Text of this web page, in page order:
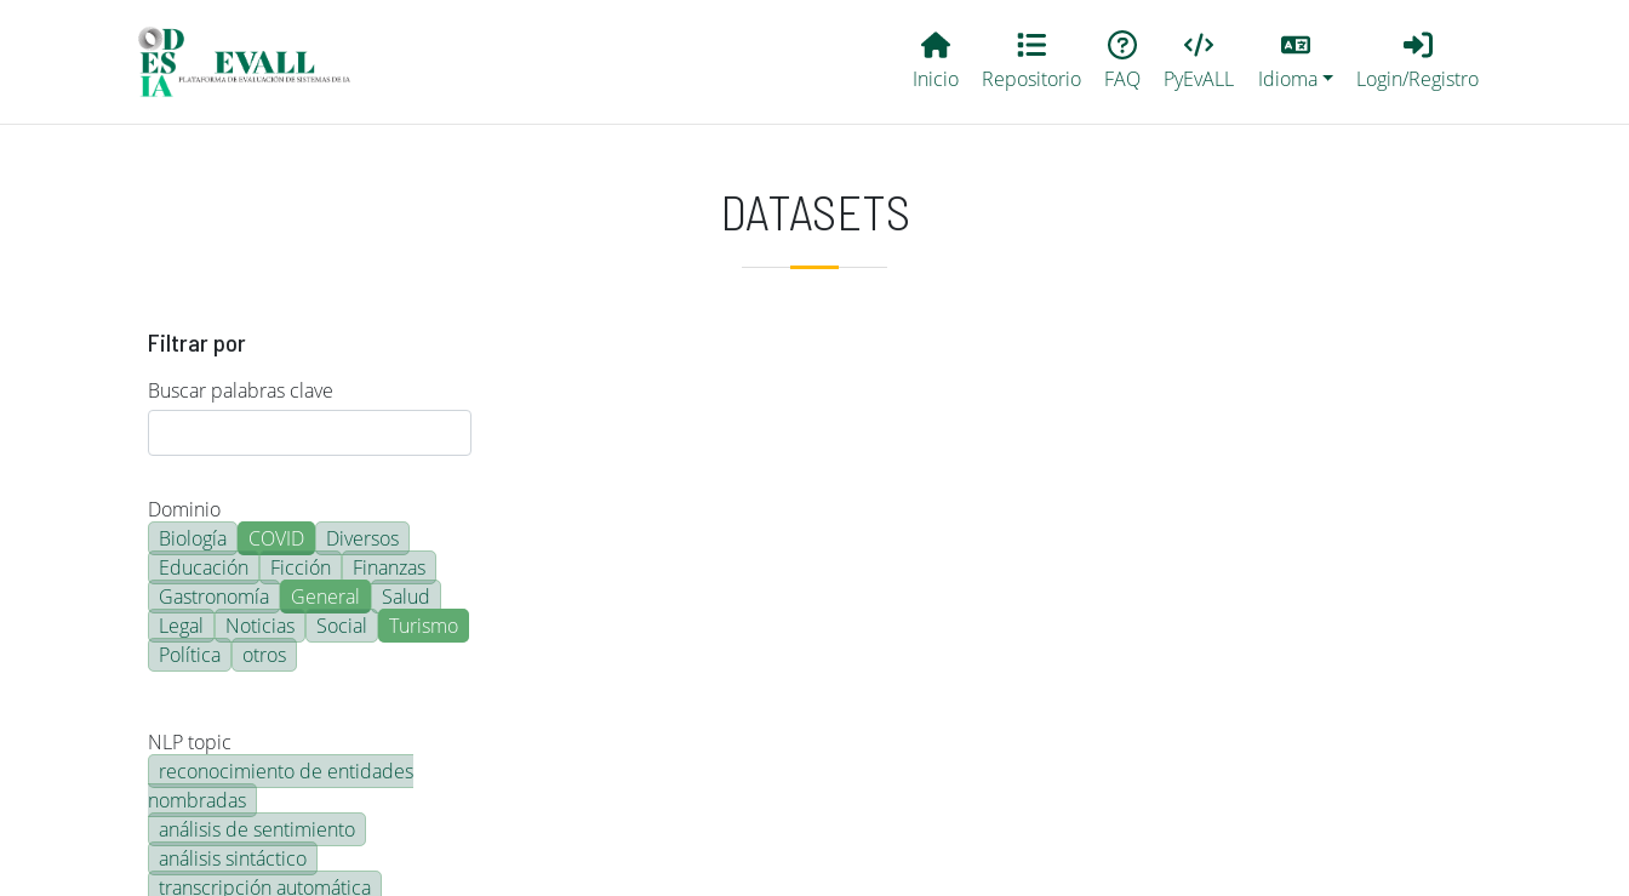
Main EvALL
Inicio Repositorio FAQ PyEvALL
Lang
Idioma
Login_Registro
Login/Registro
DATASETS
Filtrar por
Buscar palabras clave
Dominio
Biología
COVID
Diversos
Educación
Ficción
Finanzas
Gastronomía
General
Salud
Legal
Noticias Social
Turismo
Política
otros
NLP topic
reconocimiento de entidades
nombradas
análisis de sentimiento
análisis sintáctico
transcripción automática